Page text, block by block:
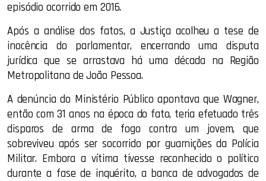
episódio ocorrido em 2016.
Após a análise dos fatos, a Justiça acolheu a tese de
inocência do parlamentar, encerrando uma disputa
jurídica que se arrastava há uma década na Região
Metropolitana de João Pessoa.
A denúncia do Ministério Público apontava que Wagner,
então com 31 anos na época do fato, teria efetuado três
disparos de arma de fogo contra um jovem, que
sobreviveu após ser socorrido por guarnições da Polícia
Militar. Embora a vítima tivesse reconhecido o político
durante a fase de inquérito, a banca de advogados de